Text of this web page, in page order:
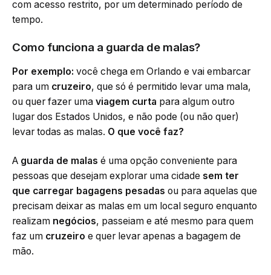
Como funciona a guarda de malas?
Por exemplo: você chega em Orlando e vai embarcar
para um cruzeiro, que só é permitido levar uma mala,
ou quer fazer uma viagem curta para algum outro
lugar dos Estados Unidos, e não pode (ou não quer)
levar todas as malas. O que você faz?
A guarda de malas é uma opção conveniente para
pessoas que desejam explorar uma cidade sem ter
que carregar bagagens pesadas ou para aquelas que
precisam deixar as malas em um local seguro enquanto
realizam negócios, passeiam e até mesmo para quem
faz um cruzeiro e quer levar apenas a bagagem de
mão.